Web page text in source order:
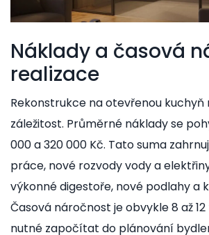
Náklady a časová
realizace
Rekonstrukce na otevřenou kuchyň
záležitost. Průměrné náklady se
000 a 320 000 Kč. Tato suma
práce, nové rozvody vody a
výkonné digestoře, nové podlahy a
Časová náročnost je obvykle 8 až
nutné započítat do plánování